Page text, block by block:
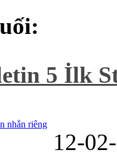
5 İlk
nhắn riêng
12-